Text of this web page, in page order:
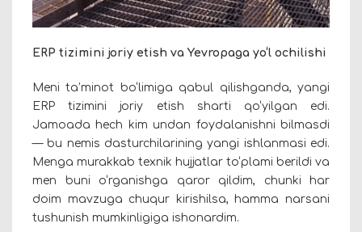
ERP tizimini joriy etish va Yevropaga yo‘l ochilishi
Meni ta’minot bo‘limiga qabul qilishganda, yangi
ERP tizimini joriy etish sharti qo‘yilgan edi.
Jamoada hech kim undan foydalanishni bilmasdi
— bu nemis dasturchilarining yangi ishlanmasi edi.
Menga murakkab texnik hujjatlar to‘plami berildi va
men buni o‘rganishga qaror qildim, chunki har
doim mavzuga chuqur kirishilsa, hamma narsani
tushunish mumkinligiga ishonardim.